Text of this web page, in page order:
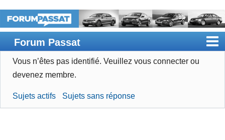
Forum Passat
Accueil
Devenir membre
Vous n’êtes pas identifié. Veuillez vous connecter ou
devenez membre.
Sujets actifs Sujets sans réponse